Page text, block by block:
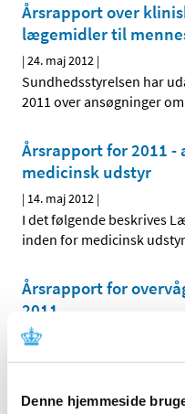
Denne hjemmeside
Årsrapport over
lægemidler til
|24. maj 2012 |
Sundhedsstyrelsen har
2011 over ansøgninger
Årsrapport for 2011
medicinsk udstyr
| 14. maj 2012 |
I det følgende beskrives
inden for medicinsk
Årsrapport for
2011
|19. april 2012
Årsrapporten for